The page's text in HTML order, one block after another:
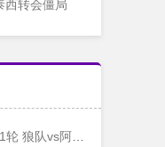
西转会僵局
阿森纳 全场录像